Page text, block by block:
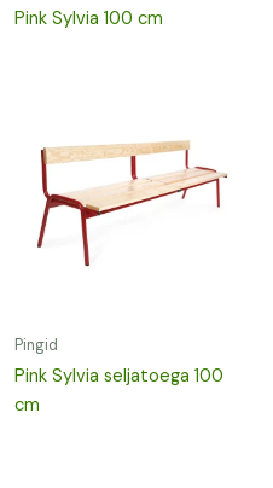
Pink Sylvia 100 cm
Pingid
Pink Sylvia seljatoega 100
cm